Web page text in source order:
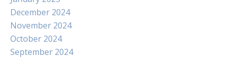
December 2024
November 2024
October 2024
September 2024